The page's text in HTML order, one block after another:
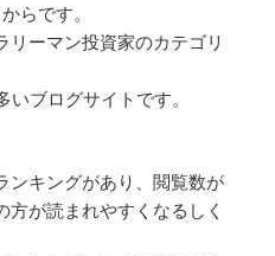
らです。
リーマン投資家のカテゴリ
いブログサイトです。
ンキングがあり、閲覧数が
方が読まれやすくなるしく